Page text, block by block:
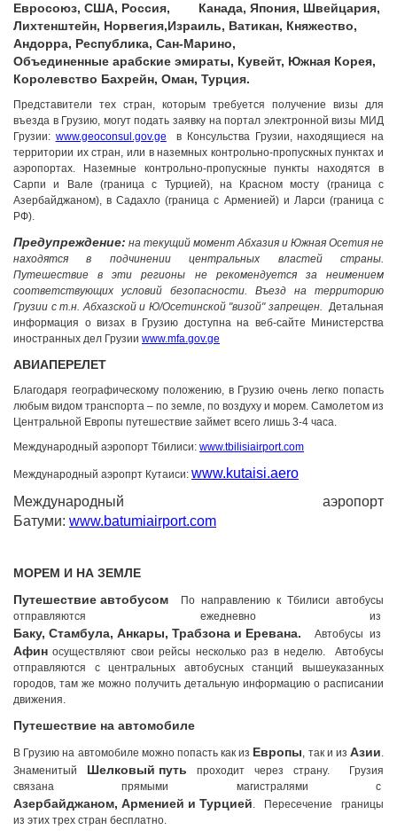
Евросоюз, США, Россия, Канада, Япония, Швейцария,
Лихтенштейн, Норвегия,Израиль, Ватикан, Княжество,
Андорра, Республика, Сан-Марино,
Объединенные арабские эмираты, Кувейт, Южная Корея,
Королевство Бахрейн, Оман, Турция.
Представители тех стран, которым требуется получение визы для
въезда в Грузию, могут подать заявку на портал электронной визы МИД
Грузии: www.geoconsul.gov.ge в Консульства Грузии, находящиеся на
территории их стран, или в наземных контрольно-пропускных пунктах и
аэропортах. Наземные контрольно-пропускные пункты находятся в
Сарпи и Вале (граница с Турцией), на Красном мосту (граница с
Азербайджаном), в Садахло (граница с Арменией) и Ларси (граница с
РФ).
Предупреждение: на текущий момент Абхазия и Южная Осетия не
находятся в подчинении центральных властей страны.
Путешествие в эти регионы не рекомендуется за неимением
соответствующих условий безопасности. Въезд на территорию
Грузии с т.н. Абхазской и Ю/Осетинской "визой" запрещен. Детальная
информация о визах в Грузию доступна на веб-сайте Министерства
иностранных дел Грузии www.mfa.gov.ge
АВИАПЕРЕЛЕТ
Благодаря географическому положению, в Грузию очень легко попасть
любым видом транспорта – по земле, по воздуху и морем. Самолетом из
Центральной Европы путешествие займет всего лишь 3-4 часа.
Международный аэропорт Тбилиси: www.tbilisiairport.com
Международный аэропрт Кутаиси: www.kutaisi.aero
Международный аэропорт
Батуми: www.batumiairport.com
МОРЕМ И НА ЗЕМЛЕ
Путешествие автобусом По направлению к Тбилиси автобусы
отправляются ежедневно из
Баку, Стамбула, Анкары, Трабзона и Еревана. Автобусы из
Афин осуществляют свои рейсы несколько раз в неделю. Автобусы
отправляются с центральных автобусных станций вышеуказанных
городов, там же можно получить детальную информацию о расписании
движения.
Путешествие на автомобиле
В Грузию на автомобиле можно попасть как из Европы, так и изАзии.
Знаменитый Шелковый путь проходит через страну. Грузия
связана прямыми магистралями с
Азербайджаном, Арменией и Турцией. Пересечение границы
из этих трех стран бесплатно.
Грузия, г. Цхалтубо.
kurortresort@gmail.com
+995 555 63 29 29; с 10:00 до
17:00 час.
© 2010 - 2026 Caucasus Travel Centre LTD Все
разрешения администрации сайта